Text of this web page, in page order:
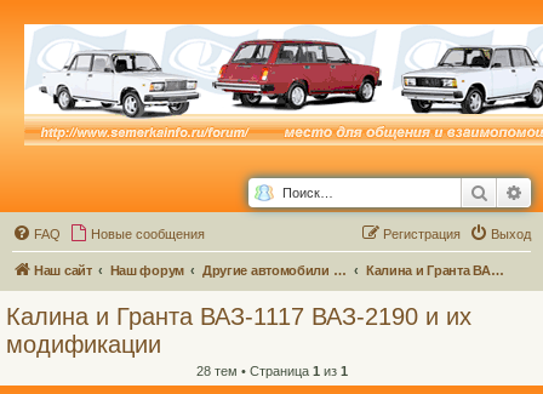
Поиск
FAQ Новые сообщения Выход
Регистрация
Наш сайт Наш форум Другие автомобили семейства ВАЗ и не только... Калина и Гранта ВАЗ-1117 ВАЗ-2190 и их модификации
Калина и Гранта ВАЗ-1117 ВАЗ-2190 и их
модификации
28 тем • Страница 1 из 1